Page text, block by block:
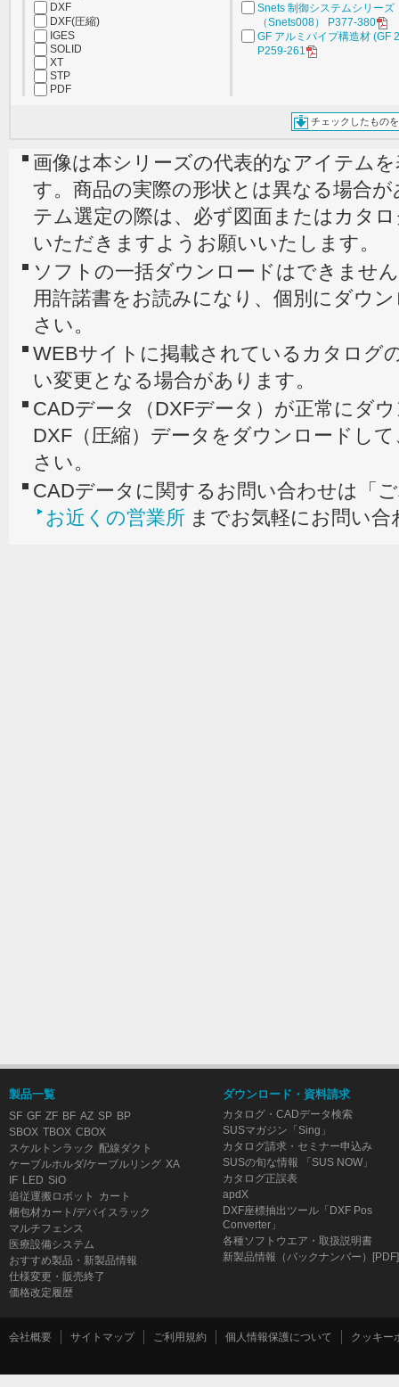
DXF
DXF(圧縮)
IGES
SOLID
XT
STP
PDF
Snets 制御システムシリーズ
（Snets008） P377-380
GF アルミパイプ構造材 (GF
P259-261
チェックしたもの
画像は本シリーズの代表的なアイテム
す。商品の実際の形状とは異なる場合
テム選定の際は、必ず図面またはカタ
いただきますようお願いいたします。
ソフトの一括ダウンロードはできませ
用許諾書をお読みになり、個別にダウ
さい。
WEBサイトに掲載されているカタログ
い変更となる場合があります。
CADデータ（DXFデータ）が正常にダ
DXF（圧縮）データをダウンロードし
さい。
CADデータに関するお問い合わせは「
お近くの営業所 までお気軽にお問い
製品一覧
SF GF ZF BF AZ SP BP
SBOX TBOX CBOX
スケルトンラック 配線ダクト
ケーブルホルダ/ケーブルリング XA
IF LED SiO
追従運搬ロボット
カート
梱包材カート/デバイスラック
マルチフェンス
医療設備システム
おすすめ製品・新製品情報
仕様変更・販売終了
価格改定履歴
ダウンロード・資料請求
カタログ・CADデータ検索
SUSマガジン「Sing」
カタログ請求・セミナー申込み
SUSの旬な情報 「SUS NOW」
カタログ正誤表
apdX
DXF座標抽出ツール「DXF Pos
Converter」
各種ソフトウエア・取扱説明書
新製品情報（バックナンバー）[PDF]
会社概要 サイトマップ ご利用規約 個人情報保護について クッキー